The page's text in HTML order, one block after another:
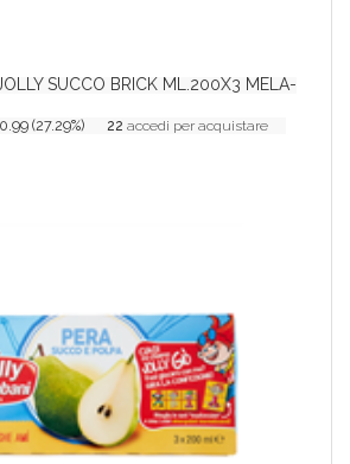
SUCCO BRICK ML.200X3 MELA-
(27.29%) 22 accedi per acquistare